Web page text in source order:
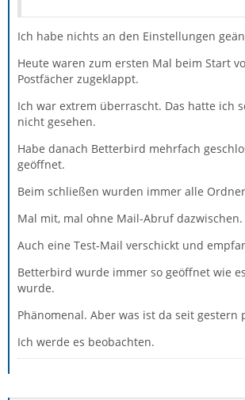
Ich habe nichts an den Einstellungen
Heute waren zum ersten Mal beim Start
Postfächer zugeklappt.
Ich war extrem überrascht. Das hatte ich
nicht gesehen.
Habe danach Betterbird mehrfach
geöffnet.
Beim schließen wurden immer alle
Mal mit, mal ohne Mail-Abruf dazwischen.
Auch eine Test-Mail verschickt und
Betterbird wurde immer so geöffnet wie
wurde.
Phänomenal. Aber was ist da seit gestern
Ich werde es beobachten.